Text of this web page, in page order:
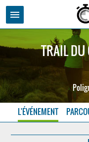
menu
TRAIL
L'ÉVÉNEMENT